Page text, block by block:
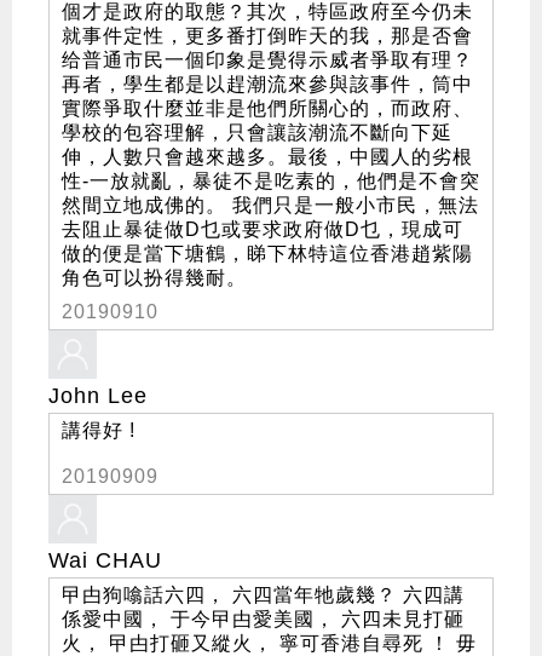
個才是政府的取態？其次，特區政府至今仍未
就事件定性，更多番打倒昨天的我，那是否會
给普通市民一個印象是覺得示威者爭取有理？
再者，學生都是以趕潮流來參與該事件，筒中
實際爭取什麼並非是他們所關心的，而政府、
學校的包容理解，只會讓該潮流不斷向下延
伸，人數只會越來越多。最後，中國人的劣根
性-一放就亂，暴徒不是吃素的，他們是不會突
然間立地成佛的。 我們只是一般小市民，無法
去阻止暴徒做D乜或要求政府做D乜，現成可
做的便是當下塘鶴，睇下林特這位香港趙紫陽
角色可以扮得幾耐。
20190910
John Lee
講得好 !
20190909
Wai CHAU
曱甴狗噏話六四， 六四當年牠歲幾？ 六四講
係愛中國， 于今曱甴愛美國， 六四未見打砸
火， 曱甴打砸又縱火， 寧可香港自尋死 ！ 毋